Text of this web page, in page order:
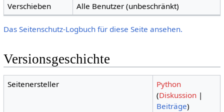
Verschieben
Alle Benutzer (unbeschränkt)
Das Seitenschutz-Logbuch für diese Seite ansehen.
Versionsgeschichte
Seitenersteller
Python
(Diskussion |
Beiträge)